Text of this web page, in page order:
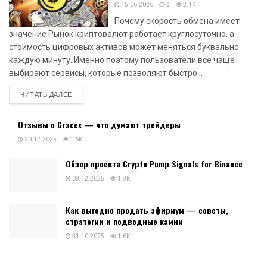
15.06.2026 0 2.1K
Почему скорость обмена имеет
значение Рынок криптовалют работает круглосуточно, а
стоимость цифровых активов может меняться буквально
каждую минуту. Именно поэтому пользователи все чаще
выбирают сервисы, которые позволяют быстро...
ЧИТАТЬ ДАЛЕЕDETAILS
Отзывы о Gracex — что думают трейдеры
20.12.2025 1.6K
Обзор проекта Crypto Pump Signals for Binance
08.12.2025 1.8K
Как выгодно продать эфириум — советы,
стратегии и подводные камни
31.10.2025 1.6K